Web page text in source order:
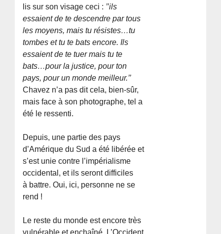
lis sur son visage ceci : ’’ils
essaient de te descendre par tous
les moyens, mais tu résistes…tu
tombes et tu te bats encore. Ils
essaient de te tuer mais tu te
bats…pour la justice, pour ton
pays, pour un monde meilleur.’’
Chavez n’a pas dit cela, bien-sûr,
mais face à son photographe, tel a
été le ressenti.
Depuis, une partie des pays
d’Amérique du Sud a été libérée et
s’est unie contre l’impérialisme
occidental, et ils seront difficiles
à battre. Oui, ici, personne ne se
rend !
Le reste du monde est encore très
vulnérable et enchaîné. L’Occident